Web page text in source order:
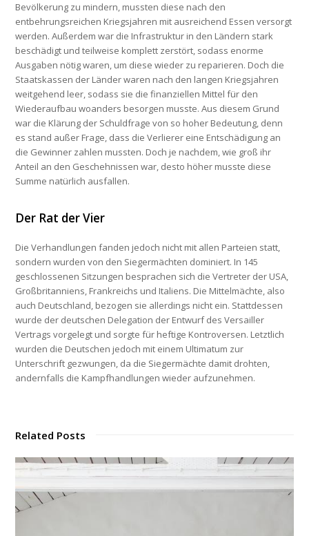
Bevölkerung zu mindern, mussten diese nach den
entbehrungsreichen Kriegsjahren mit ausreichend Essen versorgt
werden. Außerdem war die Infrastruktur in den Ländern stark
beschädigt und teilweise komplett zerstört, sodass enorme
Ausgaben nötig waren, um diese wieder zu reparieren. Doch die
Staatskassen der Länder waren nach den langen Kriegsjahren
weitgehend leer, sodass sie die finanziellen Mittel für den
Wiederaufbau woanders besorgen musste. Aus diesem Grund
war die Klärung der Schuldfrage von so hoher Bedeutung, denn
es stand außer Frage, dass die Verlierer eine Entschädigung an
die Gewinner zahlen mussten. Doch je nachdem, wie groß ihr
Anteil an den Geschehnissen war, desto höher musste diese
Summe natürlich ausfallen.
Der Rat der Vier
Die Verhandlungen fanden jedoch nicht mit allen Parteien statt,
sondern wurden von den Siegermächten dominiert. In 145
geschlossenen Sitzungen besprachen sich die Vertreter der USA,
Großbritanniens, Frankreichs und Italiens. Die Mittelmächte, also
auch Deutschland, bezogen sie allerdings nicht ein. Stattdessen
wurde der deutschen Delegation der Entwurf des Versailler
Vertrags vorgelegt und sorgte für heftige Kontroversen. Letztlich
wurden die Deutschen jedoch mit einem Ultimatum zur
Unterschrift gezwungen, da die Siegermächte damit drohten,
andernfalls die Kampfhandlungen wieder aufzunehmen.
Related Posts